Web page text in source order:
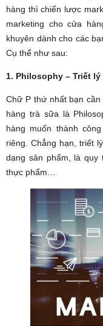
hàng thì chiến lược
marketing cho cửa
khuyên dành cho các
Cụ thể như sau:
1. Philosophy – Triết
Chữ P thứ nhất bạn
hàng trà sữa là
hàng muốn thành
riêng. Chẳng hạn, triết
dạng sản phẩm, là quy
thực phẩm…